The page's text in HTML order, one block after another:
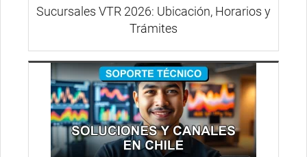
Sucursales VTR 2026: Ubicación, Horarios y
Trámites